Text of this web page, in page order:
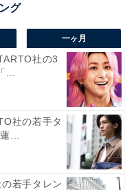
ポットだと思いま
に囲まれているしソ
スを子供と一緒にや
などのコメントがあ
一ヶ月
社の3
...
社の若手タ
...
若手タレン